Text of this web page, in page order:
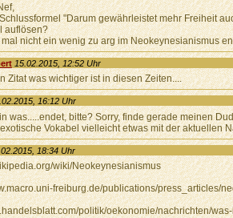
"Darum gewährleistet mehr Freiheit
auflösen?
nicht ein wenig zu arg im Neokeynesianismus
15.02.2015, 12:52 Uhr
Zitat was wichtiger ist in diesen Zeiten....
16:12 Uhr
was.....endet, bitte? Sorry, finde gerade meinen
Vokabel vielleicht etwas mit der aktuellen
18:34 Uhr
wiki/Neokeynesianismus
freiburg.de/publications/press_articles/
politik/oekonomie/nachrichten/